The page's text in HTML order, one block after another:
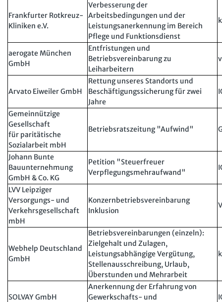
Frankfurter Rotkreuz-
Kliniken e.V.
Verbesserung der
Arbeitsbedingungen und der
Leistungsanerkennung im Bereich
Pflege und Funktionsdienst
aerogate München
GmbH
Entfristungen und
Betriebsvereinbarung zu
Leiharbeitern
Arvato Eiweiler GmbH
Rettung unseres Standorts und
Beschäftigungssicherung für zwei
Jahre
Gemeinnützige
Gesellschaft
für paritätische
Sozialarbeit mbH
Betriebsratszeitung "Aufwind"
Johann Bunte
Bauunternehmung
GmbH & Co. KG
Petition "Steuerfreuer
Verpflegungsmehraufwand"
LVV Leipziger
Versorgungs- und
Verkehrsgesellschaft
mbH
Konzernbetriebsvereinbarung
Inklusion
Webhelp Deutschland
GmbH
Betriebsvereinbarungen (einzeln):
Zielgehalt und Zulagen,
Leistungsabhängige Vergütung,
Stellenausschreibung, Urlaub,
Überstunden und Mehrarbeit
SOLVAY GmbH
Anerkennung der Erfahrung von
Gewerkschafts- und